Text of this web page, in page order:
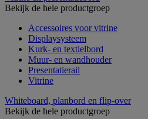
Bekijk de hele productgroep
Accessoires voor vitrine
Displaysysteem
Kurk- en textielbord
Muur- en wandhouder
Presentatierail
Vitrine
Whiteboard, planbord en flip-over
Bekijk de hele productgroep